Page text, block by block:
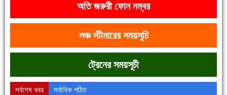
দেশে রাস্তাঘাটসহ অনেক কিছুই হয়েছে, বাড়েনি কর্মসংস্থান
অতি জরুরী ফোন নম্বর
লঞ্চ স্টীমারের সময়সূচি
ট্রেনের সময়সূচী
সর্বশেষ খবর সর্বাধিক পঠিত